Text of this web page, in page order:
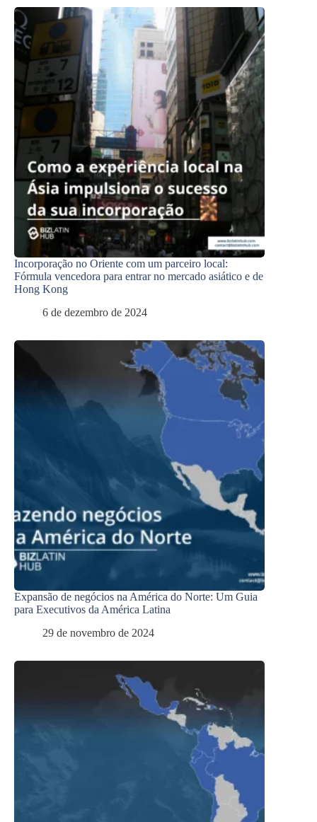
Incorporação no Oriente com um parceiro local:
Fórmula vencedora para entrar no mercado asiático e de
Hong Kong
6 de dezembro de 2024
Expansão de negócios na América do Norte: Um Guia
para Executivos da América Latina
29 de novembro de 2024